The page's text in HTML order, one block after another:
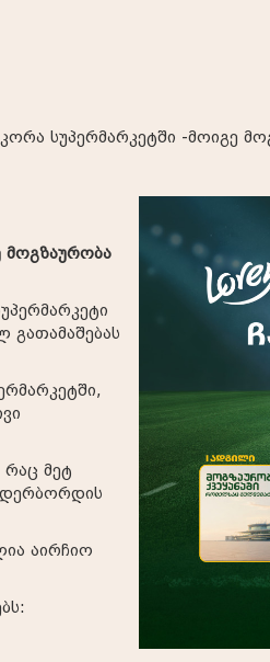
სუპერმარკეტში -მოიგე
მოგზაურობა
გათამაშებას
მეტ
აირჩიო